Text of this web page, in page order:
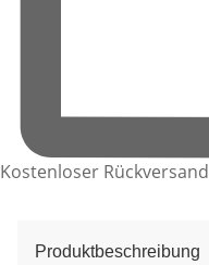
Kostenloser Rückversand
Produktbeschreibung